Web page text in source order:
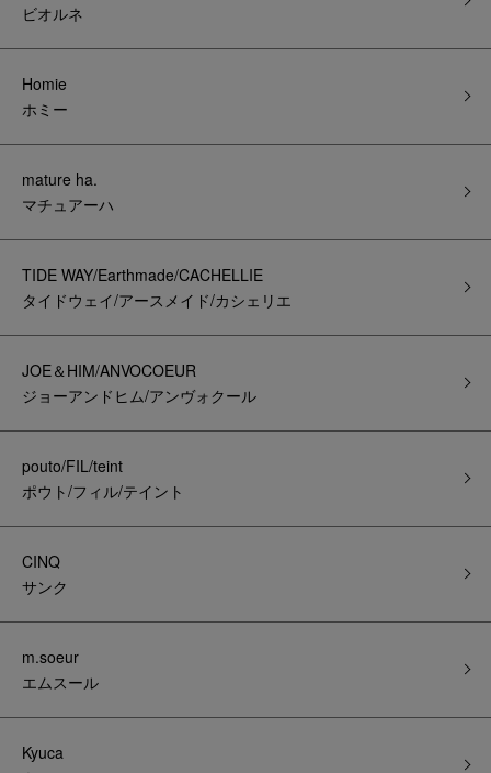
ビオルネ
Homie
ホミー
mature ha.
マチュアーハ
TIDE WAY/Earthmade/CACHELLIE
タイドウェイ/アースメイド/カシェリエ
JOE＆HIM/ANVOCOEUR
ジョーアンドヒム/アンヴォクール
pouto/FIL/teint
ポウト/フィル/テイント
CINQ
サンク
m.soeur
エムスール
Kyuca